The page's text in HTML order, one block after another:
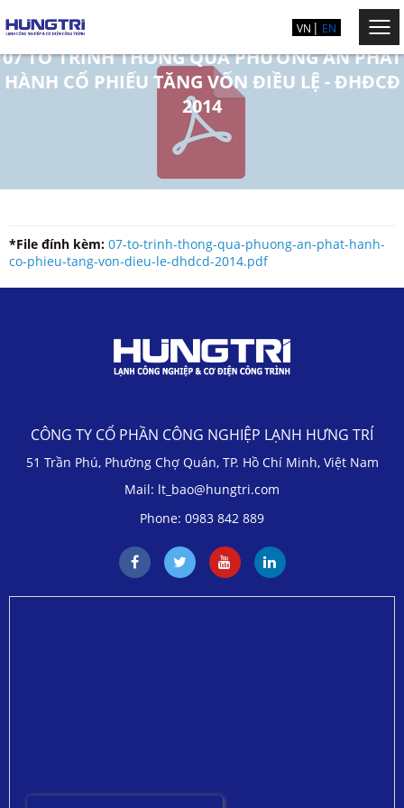
VN EN
07 TỜ TRÌNH THÔNG QUA PHƯƠNG ÁN PHÁT
HÀNH CỔ PHIẾU TĂNG VỐN ĐIỀU LỆ - ĐHĐCĐ
2014
*File đính kèm: 07-to-trinh-thong-qua-phuong-an-phat-hanh-
co-phieu-tang-von-dieu-le-dhdcd-2014.pdf
CÔNG TY CỔ PHẦN CÔNG NGHIỆP LẠNH HƯNG TRÍ
51 Trần Phú, Phường Chợ Quán, TP. Hồ Chí Minh, Việt Nam
Mail: lt_bao@hungtri.com
Phone: 0983 842 889